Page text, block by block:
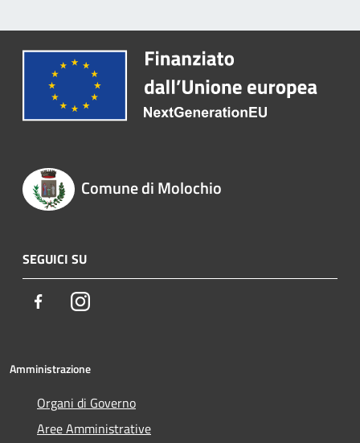
Comune di Molochio
SEGUICI SU
FacebookInstagram
Amministrazione
Organi di Governo
Aree Amministrative